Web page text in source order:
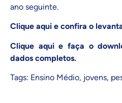
ano seguinte.
Clique aqui e confira o
Clique aquie faça o
dados completos.
Tags: Ensino Médio, jovens,